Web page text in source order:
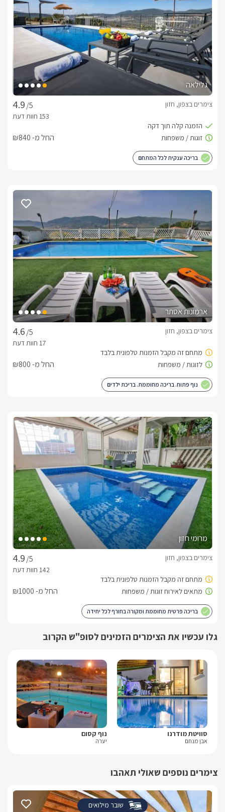
גלילאה
/5
צימרים בצפון, חזון
החל מ- ₪840
בריכה ענקית לכל המתחם
ארמונות אסתר
/5
צימרים בצפון, חזון
החל מ- ₪800
נוף פתוח. בריכה מחוממת. בריכת ילדים
מרומי חזון
/5
צימרים בצפון, חזון
החל מ- ₪1000
בריכה פרטית מחוממת ומקורה בחורף לכל יחידה
גלו עכשיו את הצימרים הזמינים לסופ"ש הקרוב
סוויטת מודרנו
אבן מנחם
נוף קסום
יערה
צימרים נוספים שאולי תאהבו
שובר מילואים